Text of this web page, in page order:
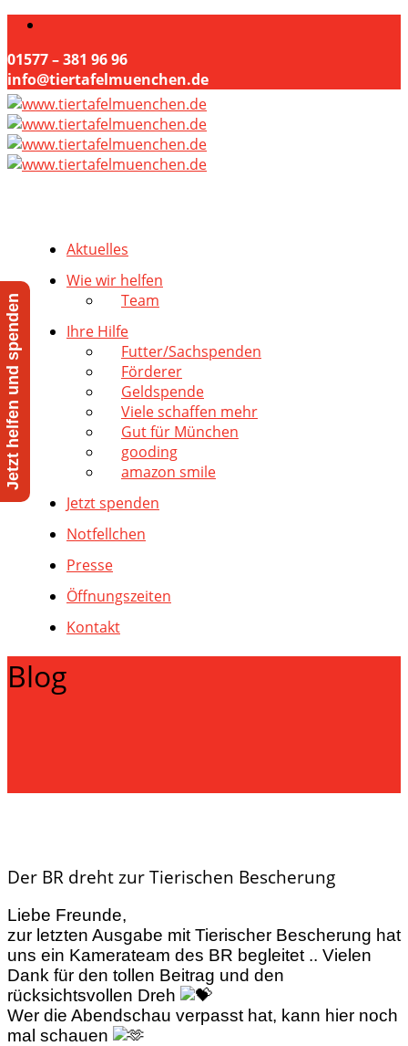
01577 – 381 96 96
info@tiertafelmuenchen.de
Aktuelles
Wie wir helfen
Team
Ihre Hilfe
Futter/Sachspenden
Förderer
Geldspende
Viele schaffen mehr
Gut für München
gooding
amazon smile
Jetzt spenden
Notfellchen
Presse
Öffnungszeiten
Kontakt
Blog
Der BR dreht zur Tierischen Bescherung
Liebe Freunde,
zur letzten Ausgabe mit Tierischer Bescherung hat
uns ein Kamerateam des BR begleitet .. Vielen
Dank für den tollen Beitrag und den
rücksichtsvollen Dreh
Wer die Abendschau verpasst hat, kann hier noch
mal schauen
Jetzt helfen und spenden